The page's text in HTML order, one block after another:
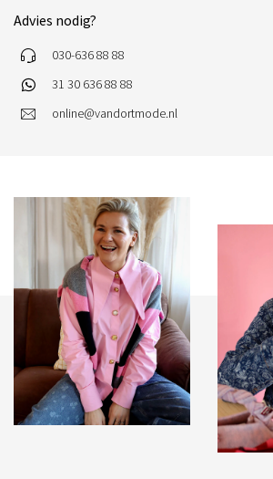
Advies nodig?
030-636 88 88
31 30 636 88 88
online@vandortmode.nl